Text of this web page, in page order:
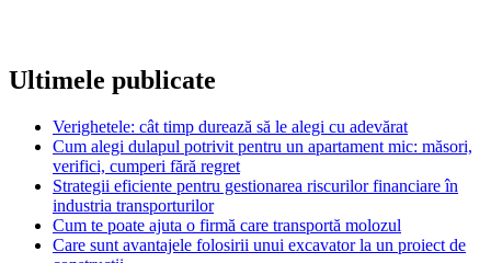
Ultimele publicate
Verighetele: cât timp durează să le alegi cu adevărat
Cum alegi dulapul potrivit pentru un apartament mic: măsori,
verifici, cumperi fără regret
Strategii eficiente pentru gestionarea riscurilor financiare în
industria transporturilor
Cum te poate ajuta o firmă care transportă molozul
Care sunt avantajele folosirii unui excavator la un proiect de